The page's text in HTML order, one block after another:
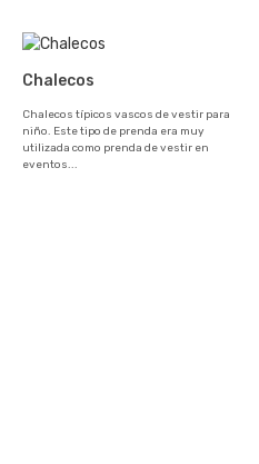
Chalecos
Chalecos típicos vascos de vestir para
niño. Este tipo de prenda era muy
utilizada como prenda de vestir en
eventos...